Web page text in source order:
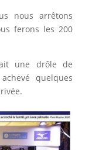
nous arrêtons
ferons les 200
une drôle de
quelques